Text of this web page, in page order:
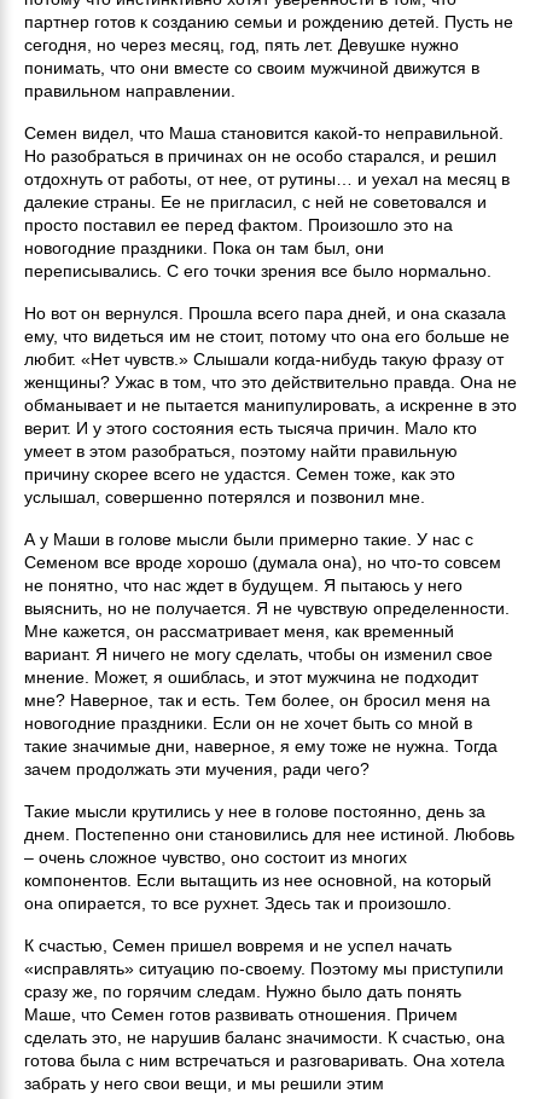
партнер готов к созданию семьи и рождению детей. Пусть не
сегодня, но через месяц, год, пять лет. Девушке нужно
понимать, что они вместе со своим мужчиной движутся в
правильном направлении.
Семен видел, что Маша становится какой-то неправильной.
Но разобраться в причинах он не особо старался, и решил
отдохнуть от работы, от нее, от рутины… и уехал на месяц в
далекие страны. Ее не пригласил, с ней не советовался и
просто поставил ее перед фактом. Произошло это на
новогодние праздники. Пока он там был, они
переписывались. С его точки зрения все было нормально.
Но вот он вернулся. Прошла всего пара дней, и она сказала
ему, что видеться им не стоит, потому что она его больше не
любит. «Нет чувств.» Слышали когда-нибудь такую фразу от
женщины? Ужас в том, что это действительно правда. Она не
обманывает и не пытается манипулировать, а искренне в это
верит. И у этого состояния есть тысяча причин. Мало кто
умеет в этом разобраться, поэтому найти правильную
причину скорее всего не удастся. Семен тоже, как это
услышал, совершенно потерялся и позвонил мне.
А у Маши в голове мысли были примерно такие. У нас с
Семеном все вроде хорошо (думала она), но что-то совсем
не понятно, что нас ждет в будущем. Я пытаюсь у него
выяснить, но не получается. Я не чувствую определенности.
Мне кажется, он рассматривает меня, как временный
вариант. Я ничего не могу сделать, чтобы он изменил свое
мнение. Может, я ошиблась, и этот мужчина не подходит
мне? Наверное, так и есть. Тем более, он бросил меня на
новогодние праздники. Если он не хочет быть со мной в
такие значимые дни, наверное, я ему тоже не нужна. Тогда
зачем продолжать эти мучения, ради чего?
Такие мысли крутились у нее в голове постоянно, день за
днем. Постепенно они становились для нее истиной. Любовь
– очень сложное чувство, оно состоит из многих
компонентов. Если вытащить из нее основной, на который
она опирается, то все рухнет. Здесь так и произошло.
К счастью, Семен пришел вовремя и не успел начать
«исправлять» ситуацию по-своему. Поэтому мы приступили
сразу же, по горячим следам. Нужно было дать понять
Маше, что Семен готов развивать отношения. Причем
сделать это, не нарушив баланс значимости. К счастью, она
готова была с ним встречаться и разговаривать. Она хотела
забрать у него свои вещи, и мы решили этим